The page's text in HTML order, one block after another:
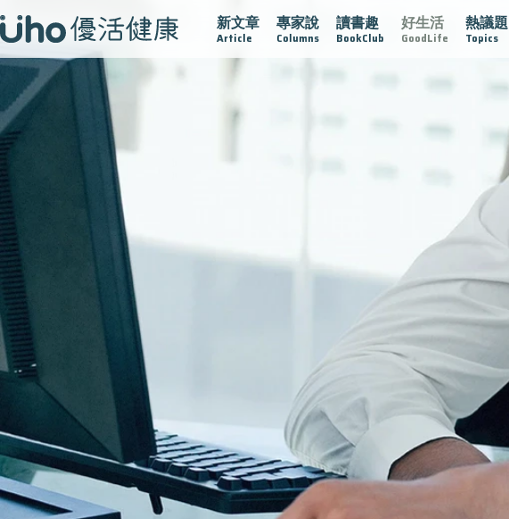
新文章
Article
專家說
Columns
讀書趣
BookClub
好生活
GoodLife
熱議題
Topics
疫情保衛戰 再生醫學 愛的未來視 認識攝護腺肥大 守護骨骼健康